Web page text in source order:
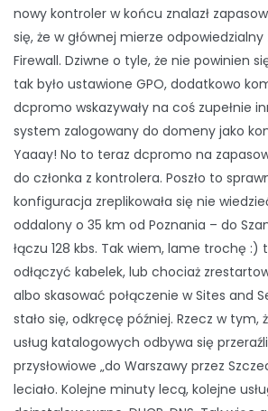
nowy kontroler w końcu znalazł
się, że w głównej mierze odpowiedzialny
Firewall. Dziwne o tyle, że nie powinien
tak było ustawione GPO, dodatkowo
dcpromo wskazywały na coś zupełnie
system zalogowany do domeny jako
Yaaay! No to teraz dcpromo na
do członka z kontrolera. Poszło to
konfiguracja zreplikowała się nie
oddalony o 35 km od Poznania – do
łączu 128 kbs. Tak wiem, lame trochę :)
odłączyć kabelek, lub chociaż
albo skasować połączenie w Sites and
stało się, odkręcę później. Rzecz w tym,
usług katalogowych odbywa się
przysłowiowe „do Warszawy przez
leciało. Kolejne minuty lecą, kolejne